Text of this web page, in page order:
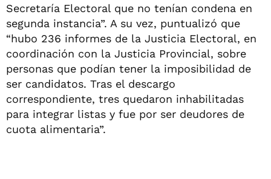
Secretaría Electoral que no tenían condena en
segunda instancia”. A su vez, puntualizó que
“hubo 236 informes de la Justicia Electoral, en
coordinación con la Justicia Provincial, sobre
personas que podían tener la imposibilidad de
ser candidatos. Tras el descargo
correspondiente, tres quedaron inhabilitadas
para integrar listas y fue por ser deudores de
cuota alimentaria”.